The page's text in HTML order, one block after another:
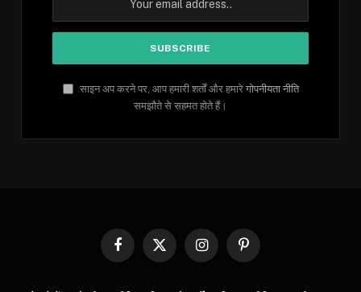
साइन अप करने पर, आप हमारी शर्तों और हमारे गोपनीयता नीति
समझौते से सहमत होते हैं।
Facebook
X
InstagramPinterest